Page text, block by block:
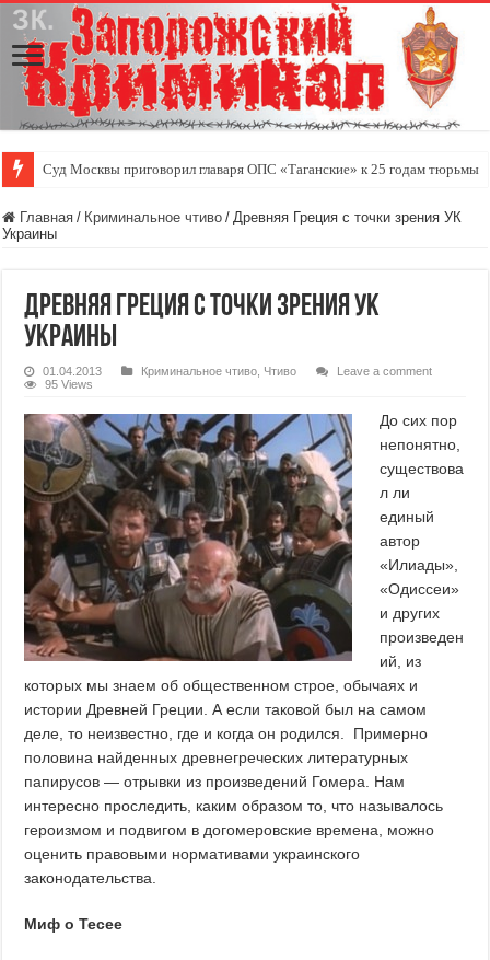
Суд Москвы приговорил главаря ОПС «Таганские» к 25 годам тюрьмы
Скутер — удобный индивидуальный городской транспорт
Главная / Криминальное чтиво / Древняя Греция с точки зрения УК
Украины
Древняя Греция с точки зрения УК
Украины
01.04.2013 Криминальное чтиво Чтиво
Leave a comment
95 Views
До сих пор
непонятно,
существова
л ли
единый
автор
«Илиады»,
«Одиссеи»
и других
произведен
ий, из
которых мы знаем об общественном строе, обычаях и
истории Древней Греции. А если таковой был на самом
деле, то неизвестно, где и когда он родился. Примерно
половина найденных древнегреческих литературных
папирусов — отрывки из произведений Гомера. Нам
интересно проследить, каким образом то, что называлось
героизмом и подвигом в догомеровские времена, можно
оценить правовыми нормативами украинского
законодательства.
Миф о Тесее